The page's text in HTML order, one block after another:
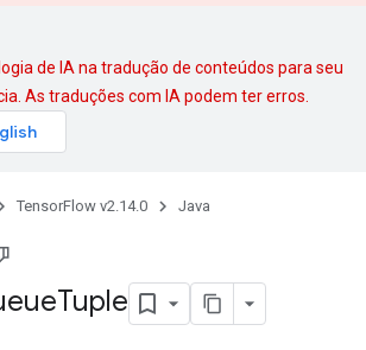
de IA na tradução de conteúdos para seu
As traduções com IA podem ter erros.
TensorFlow v2.14.0 Java
Tuple